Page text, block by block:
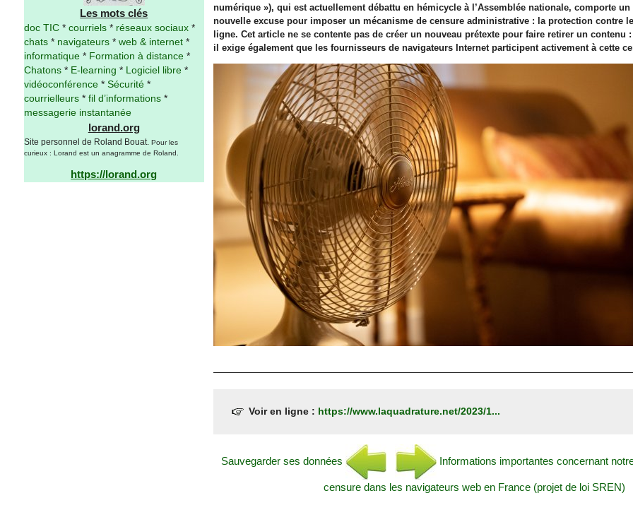
Les mots clés
doc TIC* courriels* réseaux sociaux*
chats* navigateurs* web & internet*
informatique* Formation à distance*
Chatons* E-learning * Logiciel libre*
vidéoconférence* Sécurité*
courrielleurs* fil d’informations*
messagerie instantanée
lorand.org
Site personnel de Roland Bouat. Pour les
curieux : Lorand est un anagramme de Roland.
https://lorand.org
numérique »), qui est actuellement débattu en hémicycle à l’Assemblée nationale, comporte
nouvelle excuse pour imposer un mécanisme de censure administrative : la protection contre
ligne. Cet article ne se contente pas de créer un nouveau prétexte pour faire retirer un contenu
il exige également que les fournisseurs de navigateurs Internet participent activement à cette
Voir en ligne : https://www.laquadrature.net/2023/1...
Sauvegarder ses données Informations importantes concernant
censure dans les navigateurs web en France (projet de loi SREN)